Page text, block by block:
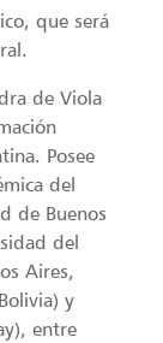
que será
de Viola
Posee
del
de Buenos
del
Aires,
y
entre